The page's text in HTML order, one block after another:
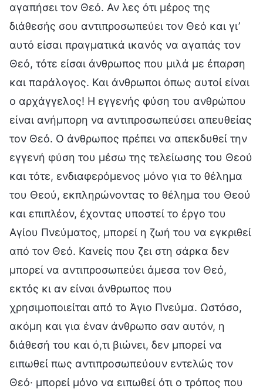
αγαπήσει τον Θεό. Αν λες ότι μέρος της
διάθεσής σου αντιπροσωπεύει τον Θεό και γι’
αυτό είσαι πραγματικά ικανός να αγαπάς τον
Θεό, τότε είσαι άνθρωπος που μιλά με έπαρση
και παράλογος. Και άνθρωποι όπως αυτοί είναι
ο αρχάγγελος! Η εγγενής φύση του ανθρώπου
είναι ανήμπορη να αντιπροσωπεύσει απευθείας
τον Θεό. Ο άνθρωπος πρέπει να απεκδυθεί την
εγγενή φύση του μέσω της τελείωσης του Θεού
και τότε, ενδιαφερόμενος μόνο για το θέλημα
του Θεού, εκπληρώνοντας το θέλημα του Θεού
και επιπλέον, έχοντας υποστεί το έργο του
Αγίου Πνεύματος, μπορεί η ζωή του να εγκριθεί
από τον Θεό. Κανείς που ζει στη σάρκα δεν
μπορεί να αντιπροσωπεύει άμεσα τον Θεό,
εκτός κι αν είναι άνθρωπος που
χρησιμοποιείται από το Άγιο Πνεύμα. Ωστόσο,
ακόμη και για έναν άνθρωπο σαν αυτόν, η
διάθεσή του και ό,τι βιώνει, δεν μπορεί να
ειπωθεί πως αντιπροσωπεύουν εντελώς τον
Θεό· μπορεί μόνο να ειπωθεί ότι ο τρόπος που